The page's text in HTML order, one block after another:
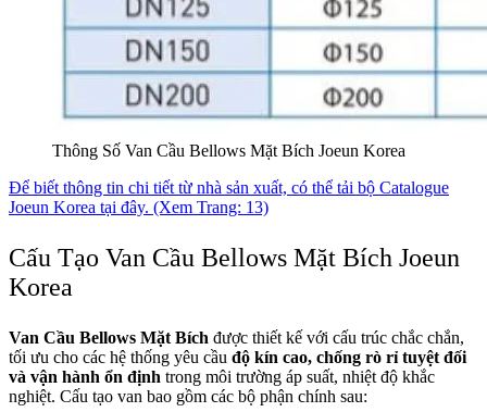
Thông Số Van Cầu Bellows Mặt Bích Joeun Korea
Để biết thông tin chi tiết từ nhà sản xuất, có thể tải bộ Catalogue
Joeun Korea tại đây. (Xem Trang: 13)
Cấu Tạo Van Cầu Bellows Mặt Bích Joeun
Korea
Van Cầu Bellows Mặt Bích được thiết kế với cấu trúc chắc chắn,
tối ưu cho các hệ thống yêu cầu độ kín cao, chống rò rỉ tuyệt đối
và vận hành ổn định trong môi trường áp suất, nhiệt độ khắc
nghiệt. Cấu tạo van bao gồm các bộ phận chính sau: